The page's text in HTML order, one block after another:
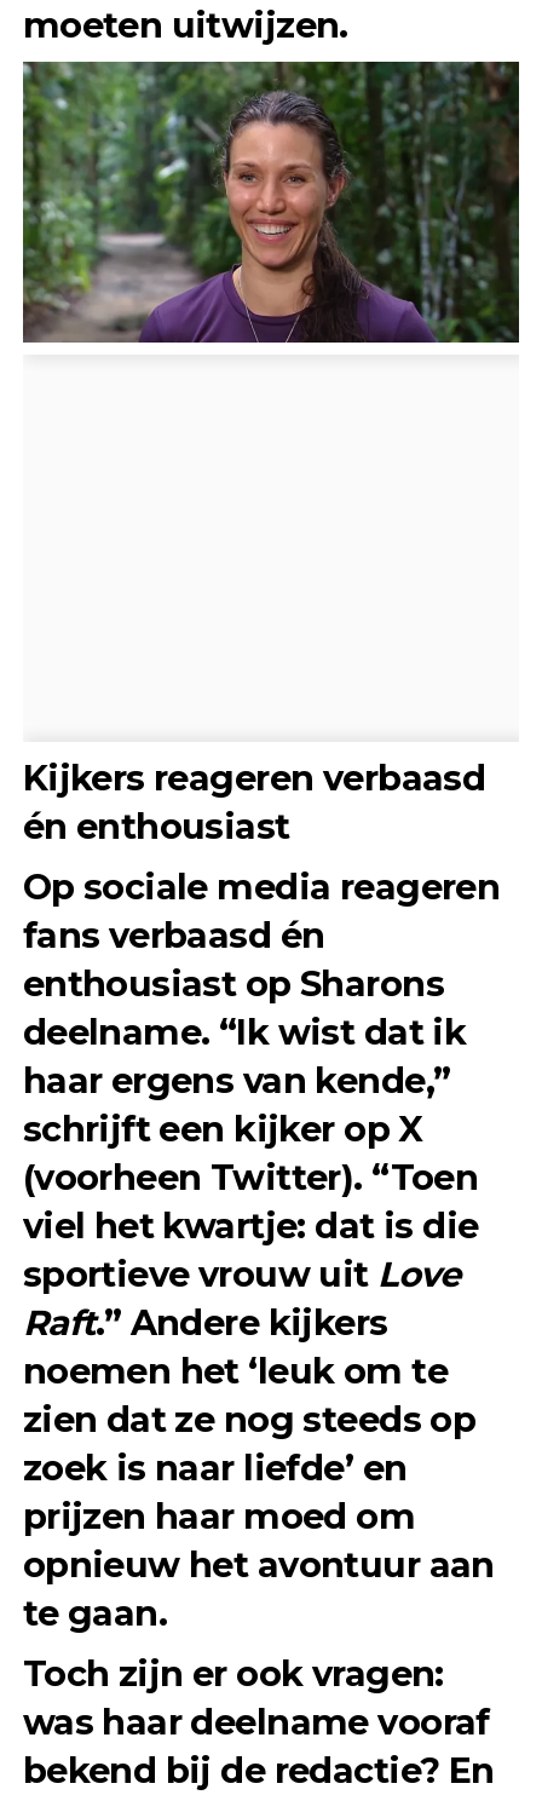
moeten uitwijzen.
Kijkers reageren verbaasd
én enthousiast
Op sociale media reageren
fans verbaasd én
enthousiast op Sharons
deelname. “Ik wist dat ik
haar ergens van kende,”
schrijft een kijker op X
(voorheen Twitter). “Toen
viel het kwartje: dat is die
sportieve vrouw uit Love
Raft.” Andere kijkers
noemen het ‘leuk om te
zien dat ze nog steeds op
zoek is naar liefde’ en
prijzen haar moed om
opnieuw het avontuur aan
te gaan.
Toch zijn er ook vragen:
was haar deelname vooraf
bekend bij de redactie? En